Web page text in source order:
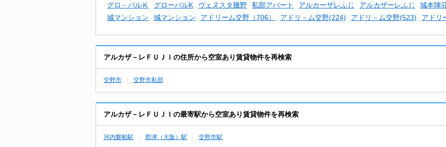
グロ－バルＫ グローバルK ヴェヌスタ幾野 私部アパート アルカーザレふじ アルカザーレふじ
城本陣
城マンション
城マンション アドリーム交野（706） アドリ－ム交野(224) アドリ－ム交野(523) アドリ
アルカザ－レＦＵＪＩの住所から空室あり賃貸物件を再検索
交野市 交野市私部
アルカザ－レＦＵＪＩの最寄駅から空室あり賃貸物件を再検索
河内磐船駅 郡津（大阪）駅 交野市駅